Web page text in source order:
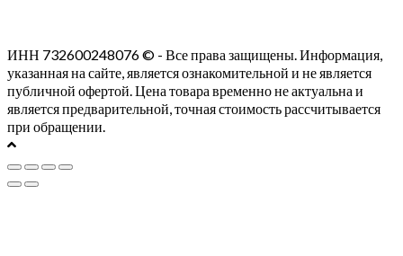
ИНН 732600248076 © - Все права защищены. Информация,
указанная на сайте, является ознакомительной и не является
публичной офертой. Цена товара временно не актуальна и
является предварительной, точная стоимость рассчитывается
при обращении.